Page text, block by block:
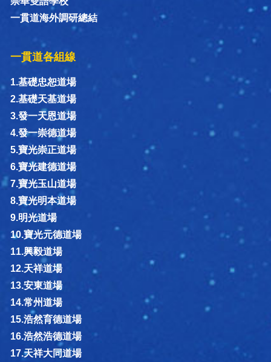
一貫道海外調研總結
一貫道各組線
1.基礎忠恕道場
2.基礎天基道場
3.發一天恩道場
4.發一崇德道場
5.寶光崇正道場
6.寶光建德道場
7.寶光玉山道場
8.寶光明本道場
9.明光道場
10.寶光元德道場
11.興毅道場
12.天祥道場
13.安東道場
14.常州道場
15.浩然育德道場
16.浩然浩德道場
17.天祥大同道場